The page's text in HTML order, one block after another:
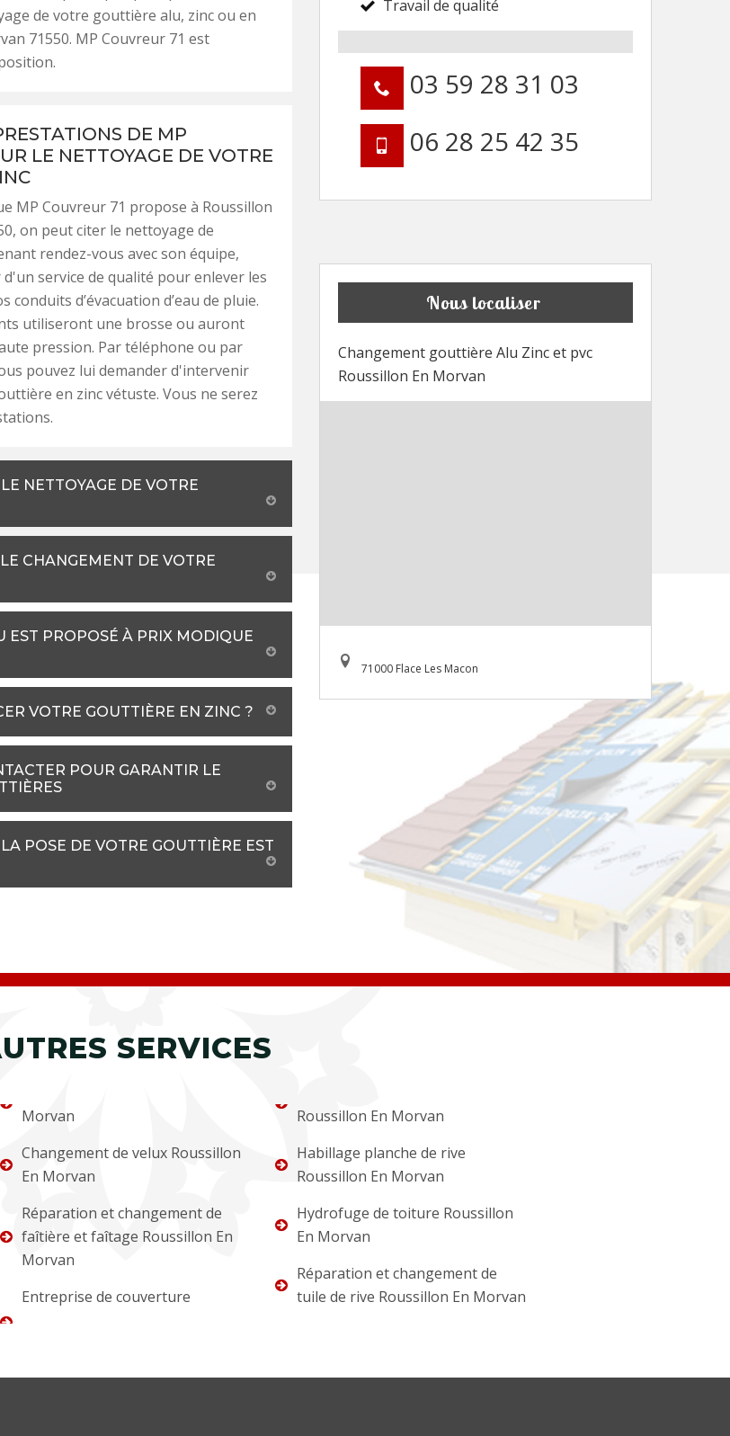
de votre gouttière alu, zinc ou en
71550. MP Couvreur 71 est
DE MP
LE NETTOYAGE DE VOTRE
MP Couvreur 71 propose à Roussillon
on peut citer le nettoyage de
rendez-vous avec son équipe,
service de qualité pour enlever les
d’évacuation d’eau de pluie.
utiliseront une brosse ou auront
pression. Par téléphone ou par
pouvez lui demander d'intervenir
en zinc vétuste. Vous ne serez
NETTOYAGE DE VOTRE
CHANGEMENT DE VOTRE
EST PROPOSÉ À PRIX MODIQUE
VOTRE GOUTTIÈRE EN ZINC ?
POUR GARANTIR LE
POSE DE VOTRE GOUTTIÈRE EST
Travail de qualité
03 59 28 31 03
06 28 25 42 35
Nous localiser
Changement gouttière Alu Zinc et pvc
Roussillon En Morvan
71000 Flace Les Macon
SERVICES
Morvan
Changement de velux Roussillon
En Morvan
Réparation et changement de
faîtière et faîtage Roussillon En
Morvan
Entreprise de couverture
Roussillon En Morvan
Habillage planche de rive
Roussillon En Morvan
Hydrofuge de toiture Roussillon
En Morvan
Réparation et changement de
tuile de rive Roussillon En Morvan